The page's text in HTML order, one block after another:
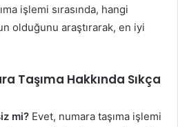
işlemi sırasında, hangi
olduğunu araştırarak, en iyi
Taşıma Hakkında Sıkça
mi? Evet, numara taşıma işlemi